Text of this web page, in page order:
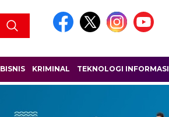
BISNIS KRIMINAL TEKNOLOGI INFORMASI